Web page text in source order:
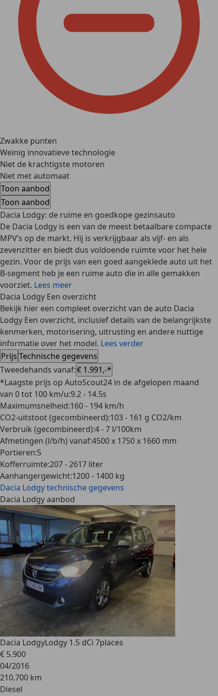
Zwakke punten
Weinig innovatieve technologie
Niet de krachtigste motoren
Niet met automaat
Toon aanbod
Toon aanbod
Dacia Lodgy: de ruime en goedkope gezinsauto
De Dacia Lodgy is een van de meest betaalbare compacte
MPV’s op de markt. Hij is verkrijgbaar als vijf- en als
zevenzitter en biedt dus voldoende ruimte voor het hele
gezin. Voor de prijs van een goed aangeklede auto uit het
B-segment heb je een ruime auto die in alle gemakken
voorziet. Lees meer
Dacia Lodgy Een overzicht
Bekijk hier een compleet overzicht van de auto Dacia
Lodgy Een overzicht, inclusief details van de belangrijkste
kenmerken, motorisering, uitrusting en andere nuttige
informatie over het model. Lees verder
Prijs Technische gegevens
Tweedehands vanaf:€ 1.991,-*
*Laagste prijs op AutoScout24 in de afgelopen maand
van 0 tot 100 km/u:9.2 - 14.5s
Maximumsnelheid:160 - 194 km/h
CO2-uitstoot (gecombineerd):103 - 161 g CO2/km
Verbruik (gecombineerd):4 - 7 l/100km
Afmetingen (l/b/h) vanaf:4500 x 1750 x 1660 mm
Portieren:5
Kofferruimte:207 - 2617 liter
Aanhangergewicht:1200 - 1400 kg
Dacia Lodgytechnische gegevens
Dacia Lodgy aanbod
Dacia LodgyLodgy 1.5 dCi 7places
€ 5.900
04/2016
210.700 km
Diesel